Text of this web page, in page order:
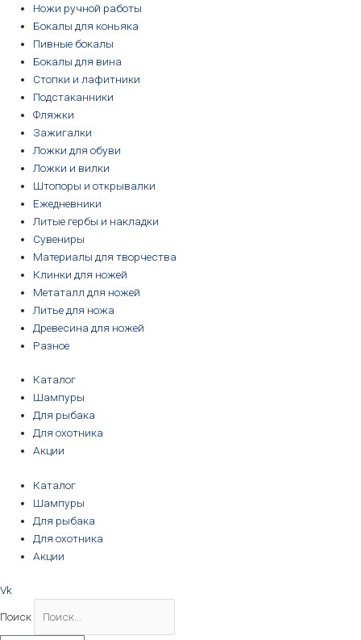
Ножи ручной работы
Бокалы для коньяка
Пивные бокалы
Бокалы для вина
Стопки и лафитники
Подстаканники
Фляжки
Зажигалки
Ложки для обуви
Ложки и вилки
Штопоры и открывалки
Ежедневники
Литые гербы и накладки
Сувениры
Материалы для творчества
Клинки для ножей
Метаталл для ножей
Литье для ножа
Древесина для ножей
Разное
Каталог
Шампуры
Для рыбака
Для охотника
Акции
Каталог
Шампуры
Для рыбака
Для охотника
Акции
Vk
Поиск